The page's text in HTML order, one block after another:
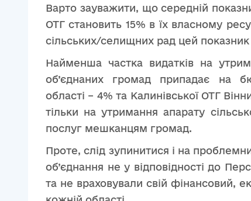
Варто зауважити, що середній
ОТГ становить 15% в їх власному
сільських/селищних рад цей
Найменша частка видатків на
об’єднаних громад припадає на
області – 4% та Калинівської ОТГ
тільки на утримання апарату
послуг мешканцям громад.
Проте, слід зупинитися і на
об’єднання не у відповідності до
та не враховували свій фінансовий,